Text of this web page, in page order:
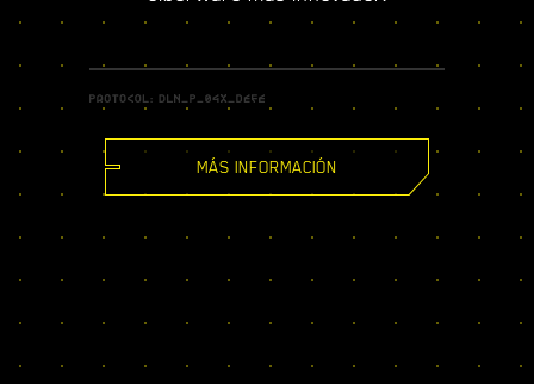
MÁS INFORMACIÓN